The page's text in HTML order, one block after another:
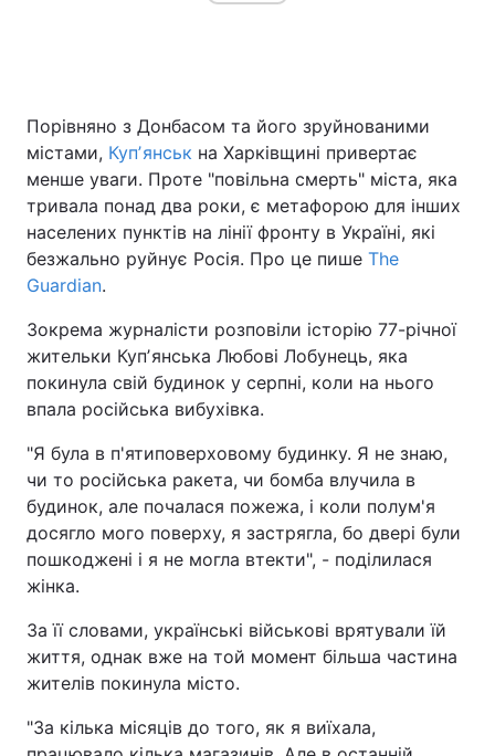
Порівняно з Донбасом та його зруйнованими
містами, Купʼянськ на Харківщині привертає
менше уваги. Проте "повільна смерть" міста, яка
тривала понад два роки, є метафорою для інших
населених пунктів на лінії фронту в Україні, які
безжально руйнує Росія. Про це пише The
Guardian.
Зокрема журналісти розповіли історію 77-річної
жительки Купʼянська Любові Лобунець, яка
покинула свій будинок у серпні, коли на нього
впала російська вибухівка.
"Я була в п'ятиповерховому будинку. Я не знаю,
чи то російська ракета, чи бомба влучила в
будинок, але почалася пожежа, і коли полум'я
досягло мого поверху, я застрягла, бо двері були
пошкоджені і я не могла втекти", - поділилася
жінка.
За її словами, українські військові врятували їй
життя, однак вже на той момент більша частина
жителів покинула місто.
"За кілька місяців до того, як я виїхала,